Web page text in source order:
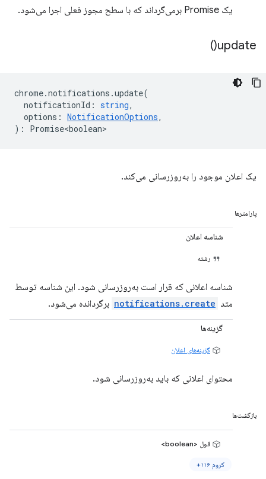
یک Promise برمی‌گرداند که با سطح مجوز فعلی اجرا می‌شود.
update(
)
chrome.notifications .update(
notificationId : string,
options : NotificationOptions,
) : Promise<boolean>
یک اعلان موجود را به‌روزرسانی می‌کند.
پارامترها
شناسه اعلان
رشته
شناسه اعلانی که قرار است به‌روزرسانی شود. این شناسه توسط
متد notifications.create برگردانده می‌شود.
گزینه‌ها
گزینه‌های اعلان
محتوای اعلانی که باید به‌روزرسانی شود.
بازگشت‌ها
قول <boolean>
کروم ۱۱۶+